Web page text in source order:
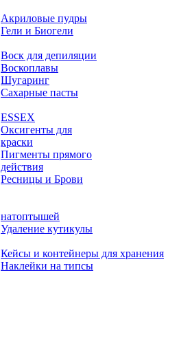
Акриловые пудры
Гели и Биогели
Воск для депиляции
Воскоплавы
Шугаринг
Сахарные пасты
ESSEX
Оксигенты для
краски
Пигменты прямого
действия
Ресницы и Брови
натоптышей
Удаление кутикулы
Кейсы и контейнеры для хранения
Наклейки на типсы